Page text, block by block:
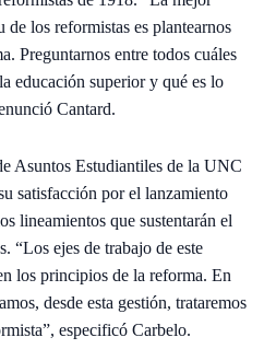
de los reformistas es plantearnos
Preguntarnos entre todos cuáles
educación superior y qué es lo
Cantard.
Asuntos Estudiantiles de la UNC
satisfacción por el lanzamiento
lineamientos que sustentarán el
“Los ejes de trabajo de este
los principios de la reforma. En
desde esta gestión, trataremos
especificó Carbelo.